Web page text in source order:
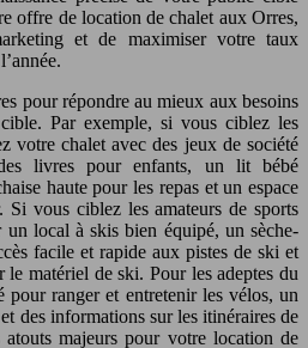
offre de location de chalet aux Orres,
et de maximiser votre taux
pour répondre au mieux aux besoins
Par exemple, si vous ciblez les
votre chalet avec des jeux de société
livres pour enfants, un lit bébé
haute pour les repas et un espace
Si vous ciblez les amateurs de sports
un local à skis bien équipé, un sèche-
facile et rapide aux pistes de ski et
le matériel de ski. Pour les adeptes du
ranger et entretenir les vélos, un
des informations sur les itinéraires de
majeurs pour votre location de